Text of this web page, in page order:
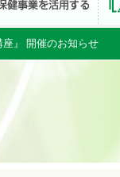
』 開催のお知らせ